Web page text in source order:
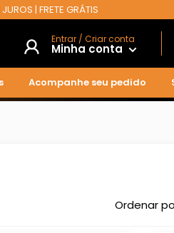
| FRETE GRÁTIS
Entrar / Criar conta
Minha conta
Acompanhe seu pedido
Ordenar